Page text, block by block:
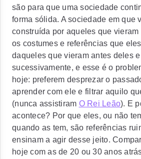
são para que uma sociedade
forma sólida. A sociedade em que
construída por aqueles que vieram
os costumes e referências que
daqueles que vieram antes deles
sucessivamente, e esse é o
hoje: preferem desprezar o
aprender com ele e filtrar aquilo
(nunca assistiram O Rei Leão). E
acontece? Por que eles, ou não
quando as tem, são referências
ensinam a agir desse jeito.
hoje com as de 20 ou 30 anos